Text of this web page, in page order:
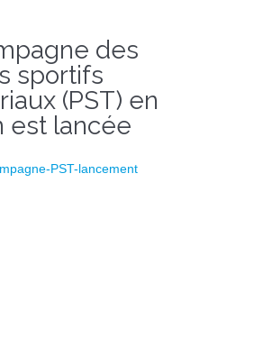
des
sportifs
(PST) en
est lancée